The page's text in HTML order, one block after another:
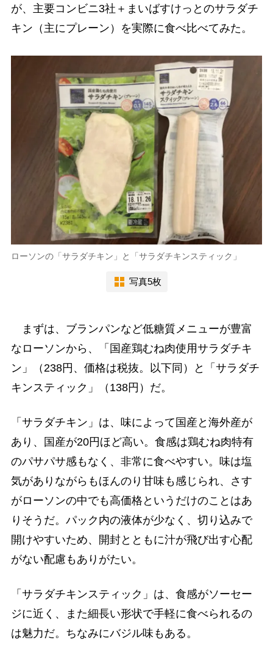
が、主要コンビニ3社＋まいばすけっとのサラダチ
キン（主にプレーン）を実際に食べ比べてみた。
ローソンの「サラダチキン」と「サラダチキンスティック」
写真5枚
まずは、ブランパンなど低糖質メニューが豊富
なローソンから、「国産鶏むね肉使用サラダチキ
ン」（238円、価格は税抜。以下同）と「サラダチ
キンスティック」（138円）だ。
「サラダチキン」は、味によって国産と海外産が
あり、国産が20円ほど高い。食感は鶏むね肉特有
のパサパサ感もなく、非常に食べやすい。味は塩
気がありながらもほんのり甘味も感じられ、さす
がローソンの中でも高価格というだけのことはあ
りそうだ。パック内の液体が少なく、切り込みで
開けやすいため、開封とともに汁が飛び出す心配
がない配慮もありがたい。
「サラダチキンスティック」は、食感がソーセー
ジに近く、また細長い形状で手軽に食べられるの
は魅力だ。ちなみにバジル味もある。